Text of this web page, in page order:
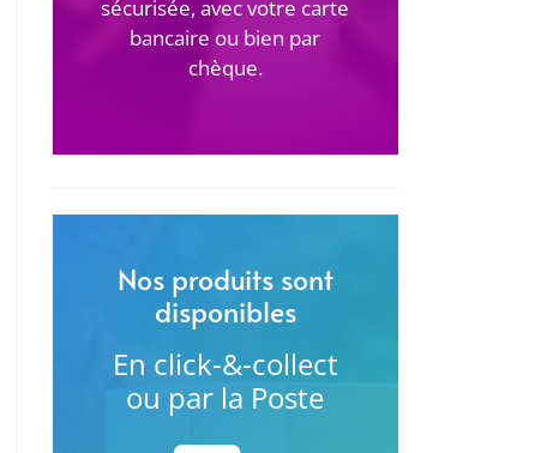
sécurisée, avec votre carte
bancaire ou bien par
chèque.
Nos produits sont
disponibles
En click-&-collect
ou par la Poste